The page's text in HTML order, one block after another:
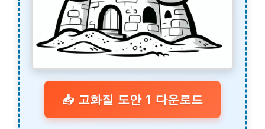
📥 고화질 도안 1 다운로드